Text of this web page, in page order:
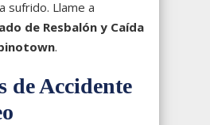
sufrido. Llame a
de Resbalón y Caída
.
de Accidente